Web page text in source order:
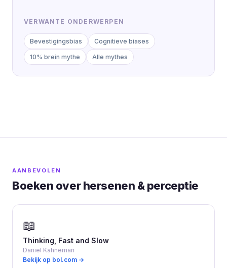
VERWANTE ONDERWERPEN
Bevestigingsbias Cognitieve biases
10% brein mythe Alle mythes
AANBEVOLEN
Boeken over hersenen & perceptie
📖
Thinking, Fast and Slow
Daniel Kahneman
Bekijk op bol.com →